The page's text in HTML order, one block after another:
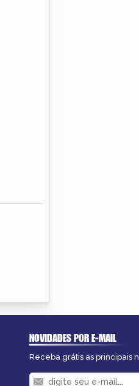
NOVIDADES POR E-MAIL
Receba grátis as principais